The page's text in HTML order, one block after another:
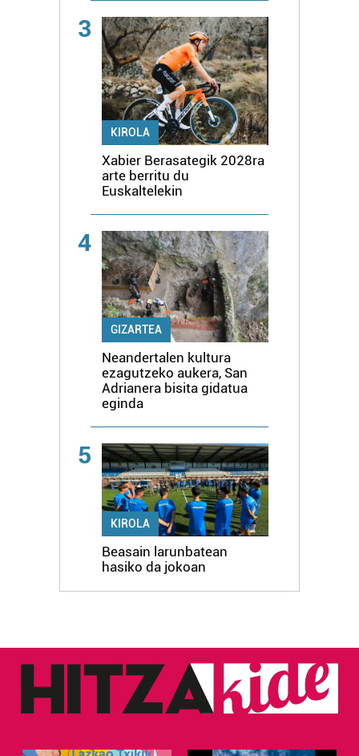
3
KIROLA
Xabier Berasategik 2028ra
arte berritu du
Euskaltelekin
4
GIZARTEA
Neandertalen kultura
ezagutzeko aukera, San
Adrianera bisita gidatua
eginda
5
KIROLA
Beasain larunbatean
hasiko da jokoan